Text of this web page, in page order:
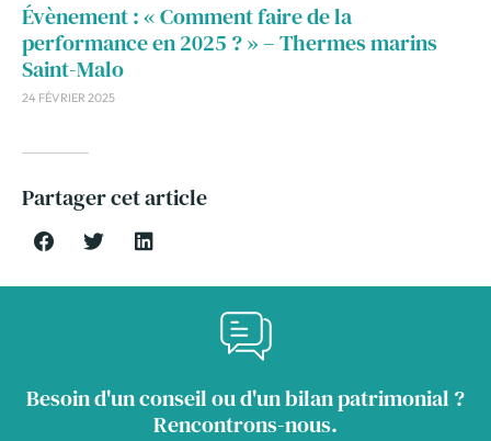
Évènement : « Comment faire de la
performance en 2025 ? » – Thermes marins
Saint-Malo
24 FÉVRIER 2025
Partager cet article
Besoin d'un conseil ou d'un bilan patrimonial ?
Rencontrons-nous.